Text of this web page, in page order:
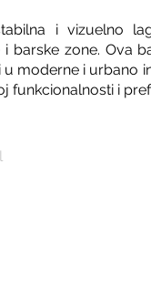
i vizuelno
barske zone. Ova
moderne i urbano
funkcionalnosti i